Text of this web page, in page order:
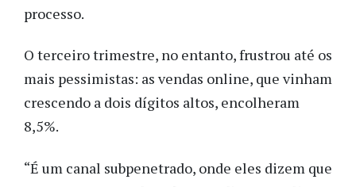
processo.
O terceiro trimestre, no entanto, frustrou até os
mais pessimistas: as vendas online, que vinham
crescendo a dois dígitos altos, encolheram
8,5%.
“É um canal subpenetrado, onde eles dizem que